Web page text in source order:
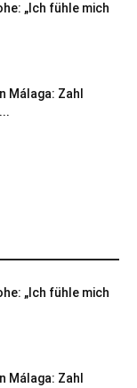
„Ich fühle mich
Málaga: Zahl
„Ich fühle mich
Málaga: Zahl